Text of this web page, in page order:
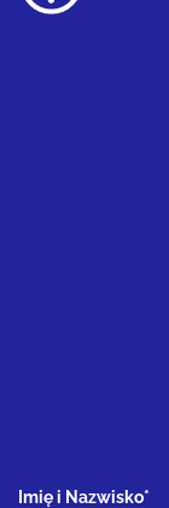
Imię i Nazwisko*